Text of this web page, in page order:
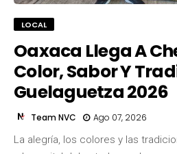
LOCAL
Oaxaca Llega A
Color, Sabor Y
Guelaguetza 2026
Team NVC Ago 07, 2026
La alegría, los colores y las